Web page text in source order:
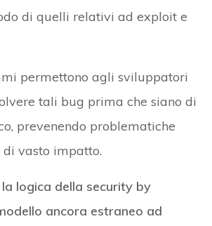
di quelli relativi ad exploit e
permettono agli sviluppatori
tali bug prima che siano di
prevenendo problematiche
vasto impatto.
logica della security by
ancora estraneo ad